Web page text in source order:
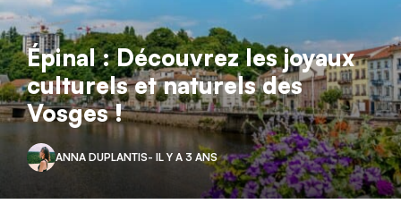
Épinal : Découvrez les joyaux
culturels et naturels des
Vosges !
ANNA DUPLANTIS- IL Y A 3 ANS